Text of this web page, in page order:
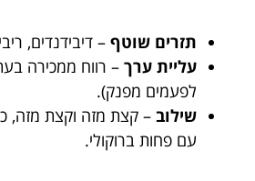
תזרים שוטף – דיבידנדים,
עליית ערך – רווח ממכירה
לפעמים מפנק).
שילוב – קצת מזה וקצת מזה,
עם פחות ברוקולי.